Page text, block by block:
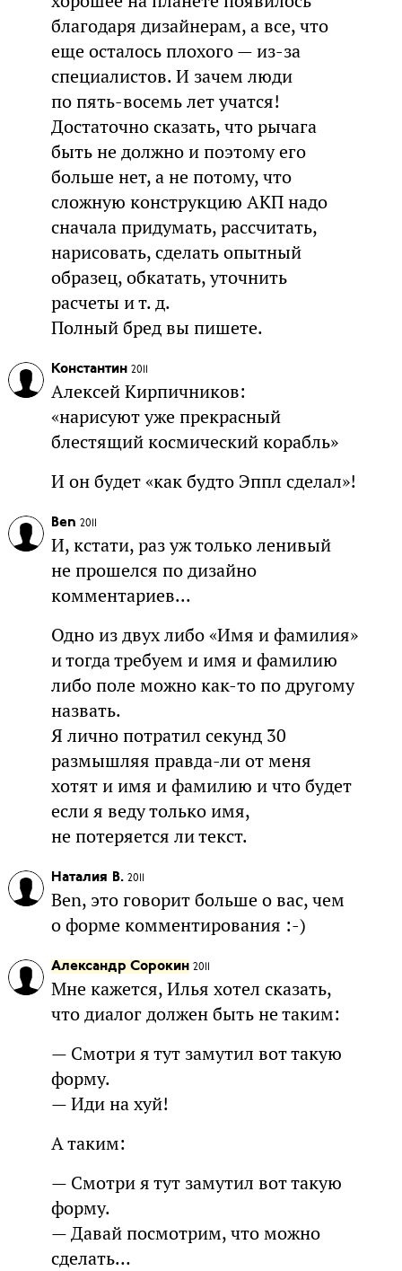
благодаря дизайнерам, а все, что
еще осталось плохого — из-за
специалистов. И зачем люди
по пять-восемь лет учатся!
Достаточно сказать, что рычага
быть не должно и поэтому его
больше нет, а не потому, что
сложную конструкцию АКП надо
сначала придумать, рассчитать,
нарисовать, сделать опытный
образец, обкатать, уточнить
расчеты и т. д.
Полный бред вы пишете.
Константин 2011
Алексей Кирпичников:
«нарисуют уже прекрасный
блестящий космический корабль»
И он будет «как будто Эппл сделал»!
Ben 2011
И, кстати, раз уж только ленивый
не прошелся по дизайно
комментариев...
Одно из двух либо «Имя и фамилия»
и тогда требуем и имя и фамилию
либо поле можно как-то по другому
назвать.
Я лично потратил секунд 30
размышляя правда-ли от меня
хотят и имя и фамилию и что будет
если я веду только имя,
не потеряется ли текст.
Наталия В. 2011
Ben, это говорит больше о вас, чем
о форме комментирования :-)
Александр Сорокин 2011
Мне кажется, Илья хотел сказать,
что диалог должен быть не таким:
— Смотри я тут замутил вот такую
форму.
— Иди на хуй!
А таким:
— Смотри я тут замутил вот такую
форму.
— Давай посмотрим, что можно
сделать…